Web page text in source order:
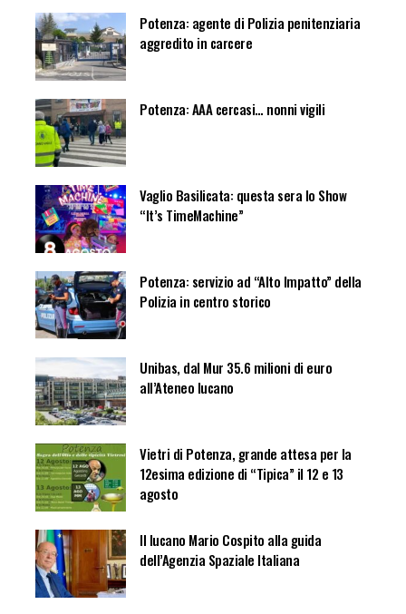
Potenza: agente di Polizia penitenziaria
aggredito in carcere
Potenza: AAA cercasi… nonni vigili
Vaglio Basilicata: questa sera lo Show
“It’s TimeMachine”
Potenza: servizio ad “Alto Impatto” della
Polizia in centro storico
Unibas, dal Mur 35.6 milioni di euro
all’Ateneo lucano
Vietri di Potenza, grande attesa per la
12esima edizione di “Tipica” il 12 e 13
agosto
Il lucano Mario Cospito alla guida
dell’Agenzia Spaziale Italiana